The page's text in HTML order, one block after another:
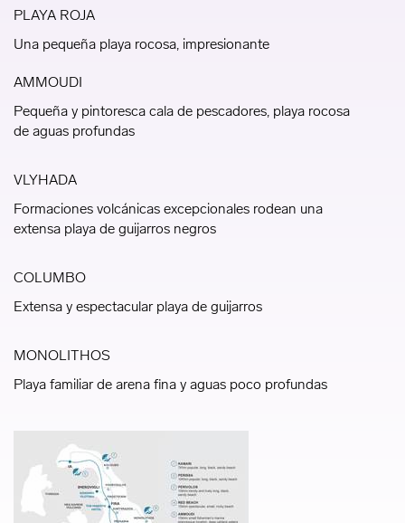
PLAYA ROJA
Una pequeña playa rocosa, impresionante
AMMOUDI
Pequeña y pintoresca cala de pescadores, playa rocosa
de aguas profundas
VLYHADA
Formaciones volcánicas excepcionales rodean una
extensa playa de guijarros negros
COLUMBO
Extensa y espectacular playa de guijarros
MONOLITHOS
Playa familiar de arena fina y aguas poco profundas